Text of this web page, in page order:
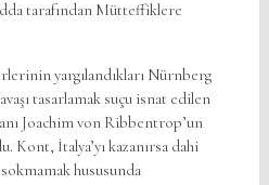
tarafından Mütteffiklere
yargılandıkları Nürnberg
tasarlamak suçu isnat edilen
Joachim von Ribbentrop’un
Kont, İtalya’yı kazanırsa dahi
hususunda